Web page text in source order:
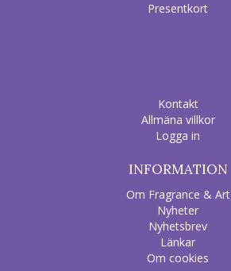
Presentkort
Kontakt
Allmäna villkor
Logga in
INFORMATION
Om Fragrance & Art
Nyheter
Nyhetsbrev
Länkar
Om cookies